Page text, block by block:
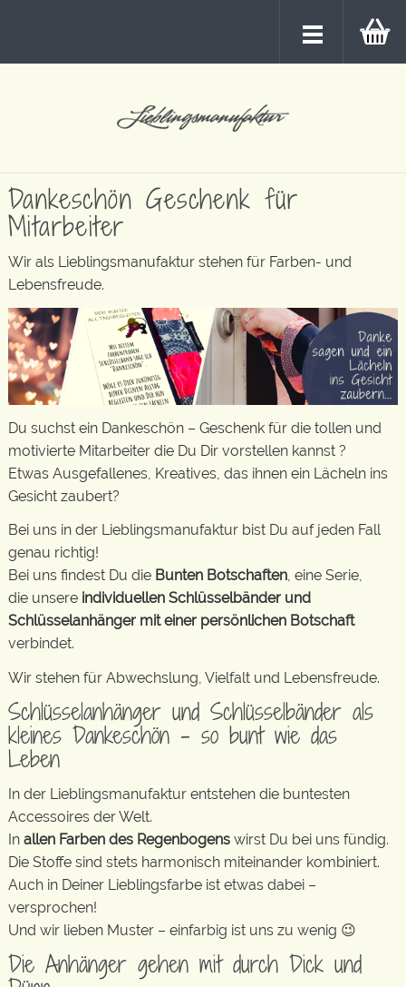
Dankeschön Geschenk für
Mitarbeiter
Wir als Lieblingsmanufaktur stehen für Farben- und
Lebensfreude.
Du suchst ein Dankeschön – Geschenk für die tollen und
motivierte Mitarbeiter die Du Dir vorstellen kannst ?
Etwas Ausgefallenes, Kreatives, das ihnen ein Lächeln ins
Gesicht zaubert?
Bei uns in der Lieblingsmanufaktur bist Du auf jeden Fall
genau richtig!
Bei uns findest Du die Bunten Botschaften, eine Serie,
die unsere individuellen Schlüsselbänder und
Schlüsselanhänger mit einer persönlichen Botschaft
verbindet.
Wir stehen für Abwechslung, Vielfalt und Lebensfreude.
Schlüsselanhänger und Schlüsselbänder als
kleines Dankeschön – so bunt wie das
Leben
In der Lieblingsmanufaktur entstehen die buntesten
Accessoires der Welt.
In allen Farben des Regenbogens wirst Du bei uns fündig.
Die Stoffe sind stets harmonisch miteinander kombiniert.
Auch in Deiner Lieblingsfarbe ist etwas dabei –
versprochen!
Und wir lieben Muster – einfarbig ist uns zu wenig 😉
Die Anhänger gehen mit durch Dick und